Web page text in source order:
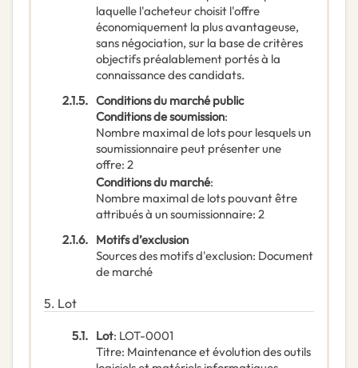
laquelle l'acheteur choisit l'offre
économiquement la plus avantageuse,
sans négociation, sur la base de critères
objectifs préalablement portés à la
connaissance des candidats.
2.1.5. Conditions du marché public
Conditions de soumission:
Nombre maximal de lots pour lesquels un
soumissionnaire peut présenter une
offre: 2
Conditions du marché:
Nombre maximal de lots pouvant être
attribués à un soumissionnaire: 2
2.1.6. Motifs d’exclusion
Sources des motifs d'exclusion: Document
de marché
5. Lot
5.1. Lot: LOT-0001
Titre: Maintenance et évolution des outils